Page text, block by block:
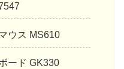
ウス MS610
ード GK330